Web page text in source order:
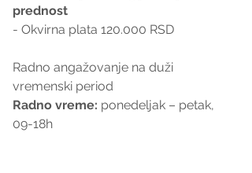
prednost
- Okvirna plata 120.000 RSD
Radno angažovanje na duži
vremenski period
Radno vreme: ponedeljak – petak,
09-18h